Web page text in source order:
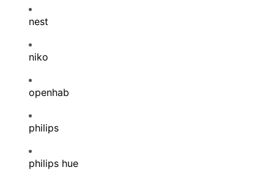
nest
niko
openhab
philips
philips hue